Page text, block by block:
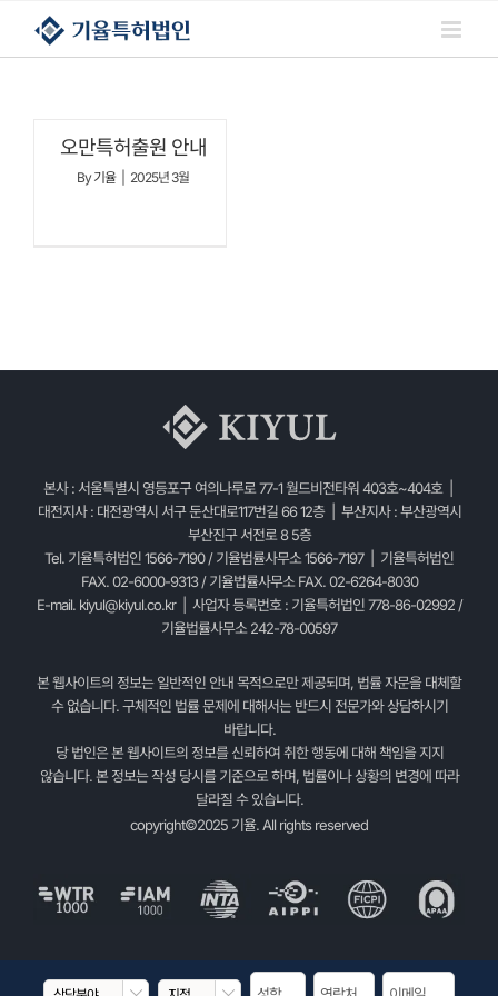
콘텐츠로
건너뛰기
오만특허출원 안내
By기율 2025년 3월
본사 : 서울특별시 영등포구 여의나루로 77-1 월드비전타워 403호~404호 |
대전지사 : 대전광역시 서구 둔산대로117번길 66 12층 | 부산지사 : 부산광역시
부산진구 서전로 8 5층
Tel. 기율특허법인 1566-7190 / 기율법률사무소 1566-7197 | 기율특허법인
FAX. 02-6000-9313 / 기율법률사무소 FAX. 02-6264-8030
E-mail. kiyul@kiyul.co.kr| 사업자 등록번호 : 기율특허법인 778-86-02992 /
기율법률사무소 242-78-00597
본 웹사이트의 정보는 일반적인 안내 목적으로만 제공되며, 법률 자문을 대체할
수 없습니다. 구체적인 법률 문제에 대해서는 반드시 전문가와 상담하시기
바랍니다.
당 법인은 본 웹사이트의 정보를 신뢰하여 취한 행동에 대해 책임을 지지
않습니다. 본 정보는 작성 당시를 기준으로 하며, 법률이나 상황의 변경에 따라
달라질 수 있습니다.
copyright©2025 기율. All rights reserved
 